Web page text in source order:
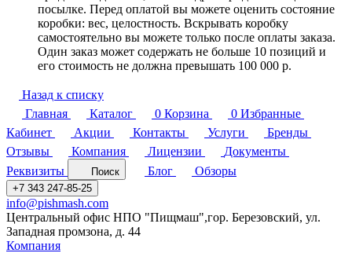
посылке. Перед оплатой вы можете оценить состояние
коробки: вес, целостность. Вскрывать коробку
самостоятельно вы можете только после оплаты заказа.
Один заказ может содержать не больше 10 позиций и
его стоимость не должна превышать 100 000 р.
Назад к списку
Главная
Каталог 0 Корзина 0 Избранные
Кабинет
Акции Контакты Услуги
Бренды
Отзывы
Компания Лицензии
Документы
Реквизиты
Поиск Блог Обзоры
+7 343 247-85-25
info@pishmash.com
Центральный офис НПО "Пищмаш",гор. Березовский, ул.
Западная промзона, д. 44
Компания